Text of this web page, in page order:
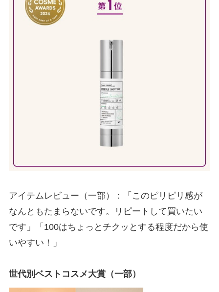
アイテムレビュー（一部）：「このピリピリ感が
なんともたまらないです。リピートして買いたい
です」「100はちょっとチクッとする程度だから使
いやすい！」
世代別ベストコスメ大賞（一部）